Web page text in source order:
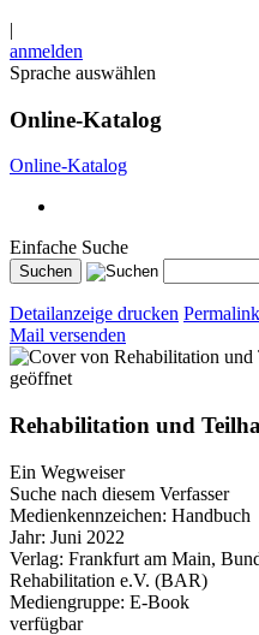
|
anmelden
Sprache auswählen
Online-Katalog
Online-Katalog
Einfache Suche
Detailanzeige drucken
Mail versenden
geöffnet
Rehabilitation und
Ein Wegweiser
Suche nach diesem Verfasser
Medienkennzeichen: Handbuch
Jahr: Juni 2022
Verlag: Frankfurt am Main,
Rehabilitation e.V. (BAR)
Mediengruppe: E-Book
verfügbar